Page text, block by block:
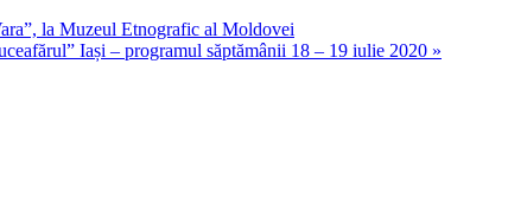
la Muzeul Etnografic al Moldovei
Iași – programul săptămânii 18 – 19 iulie 2020 »